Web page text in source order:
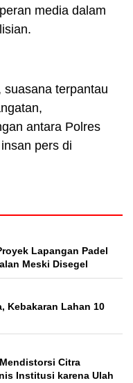
media dalam
suasana terpantau
antara Polres
pers di
Lapangan Padel
Meski Disegel
Kebakaran Lahan 10
Citra
Institusi karena Ulah